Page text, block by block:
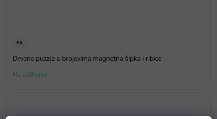
E5
Drvene puzzle s brojevima magnetna šipka i ribice
Na zalihama